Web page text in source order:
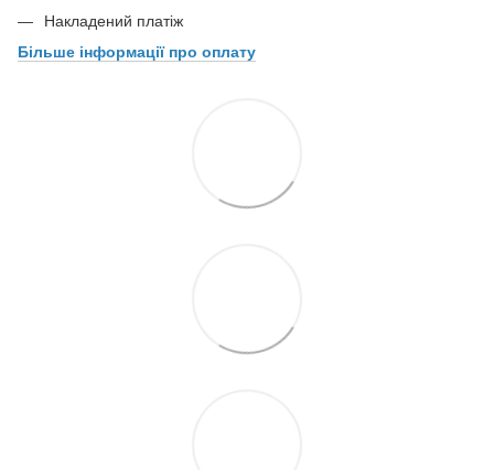
Накладений платіж
Більше інформації про оплату